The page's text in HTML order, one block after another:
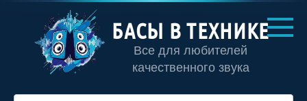
контенту
БАСЫ В ТЕХНИКЕ
Все для любителей
качественного звука